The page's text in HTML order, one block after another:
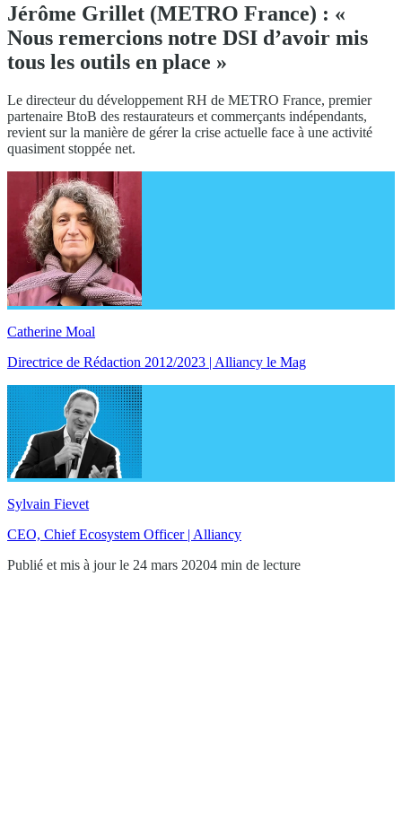
Jérôme Grillet (METRO France) : «
Nous remercions notre DSI d’avoir mis
tous les outils en place »
Le directeur du développement RH de METRO France, premier
partenaire BtoB des restaurateurs et commerçants indépendants,
revient sur la manière de gérer la crise actuelle face à une activité
quasiment stoppée net.
Catherine Moal
Directrice de Rédaction 2012/2023 | Alliancy le Mag
Sylvain Fievet
CEO, Chief Ecosystem Officer | Alliancy
Publié et mis à jour le 24 mars 20204 min de lecture